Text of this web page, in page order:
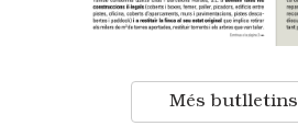
Més butlletins